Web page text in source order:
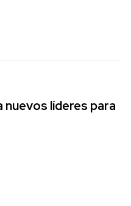
nuevos líderes para